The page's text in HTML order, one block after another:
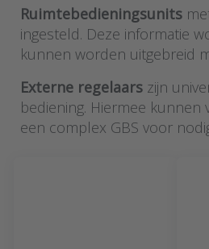
Ruimtebedieningsunits
ingesteld. Deze informatie
kunnen worden uitgebreid
Externe regelaars zijn
bediening. Hiermee
een complex GBS voor